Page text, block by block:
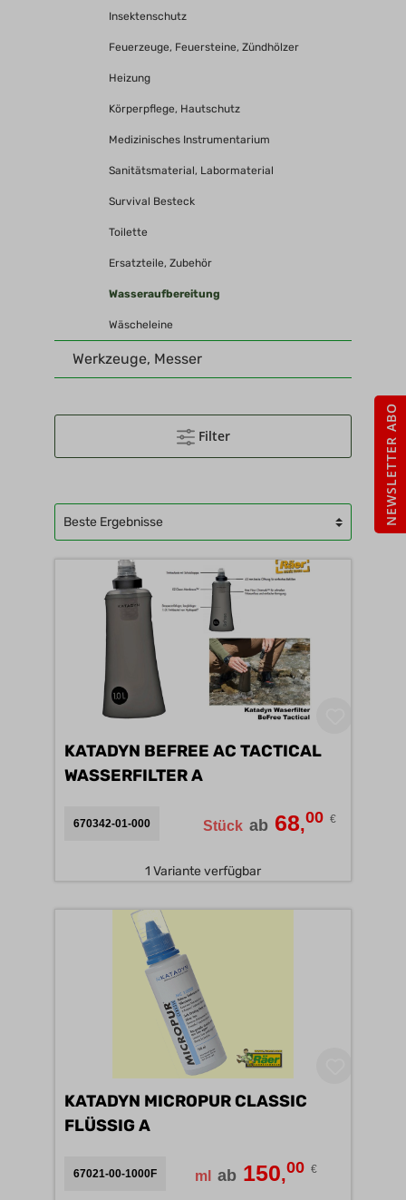
Insektenschutz
Feuerzeuge, Feuersteine, Zündhölzer
Heizung
Körperpflege, Hautschutz
Medizinisches Instrumentarium
Sanitätsmaterial, Labormaterial
Survival Besteck
Toilette
Ersatzteile, Zubehör
Wasseraufbereitung
Wäscheleine
Werkzeuge, Messer
Filter
KATADYN BEFREE AC TACTICAL
WASSERFILTER A
670342-01-000 Stück ab 68,00 €
1 Variante verfügbar
KATADYN MICROPUR CLASSIC
FLÜSSIG A
67021-00-1000F ml ab 150,00 €
NEWSLETTER ABO